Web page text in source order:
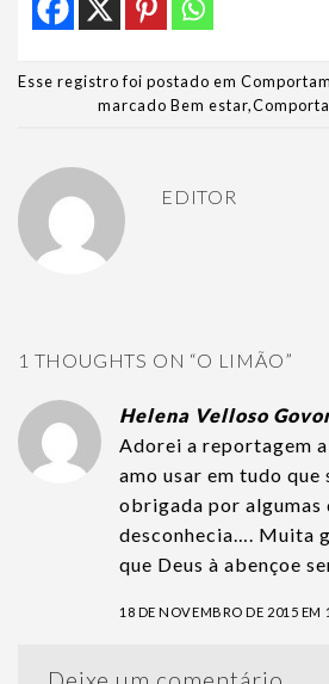
Esse registro foi postado em
marcado Bem estar,
EDITOR
1 THOUGHTS ON “O LIMÃO”
Helena Velloso
Adorei a reportagem
amo usar em tudo que
obrigada por algumas
desconhecia…. Muita
que Deus à abençoe
18 DE NOVEMBRO DE 2015 EM